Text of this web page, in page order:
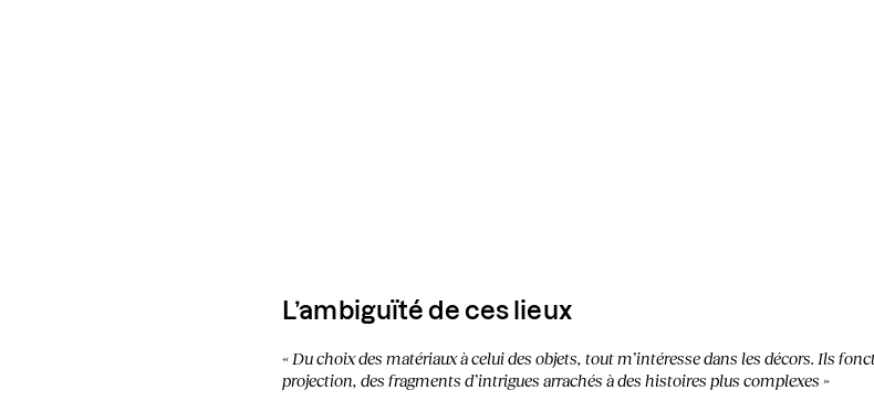
L’ambiguïté de ces lieux
« Du choix des matériaux à celui des objets, tout m’intéresse dans les décors. Ils
projection, des fragments d’intrigues arrachés à des histoires plus complexes »